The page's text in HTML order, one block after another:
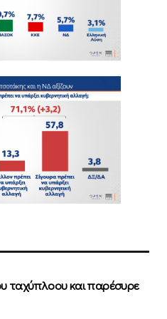
ταχύπλοου και παρέσυρε